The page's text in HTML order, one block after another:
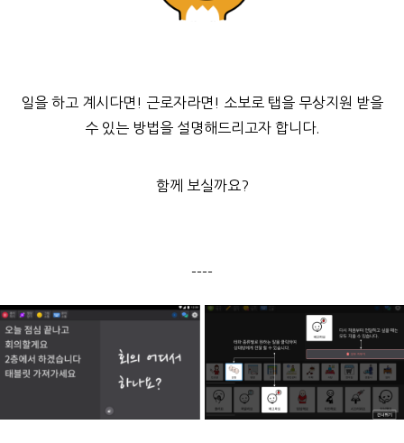
일을 하고 계시다면! 근로자라면! 소보로 탭을 무상지원 받을
수 있는 방법을 설명해드리고자 합니다.
함께 보실까요?
----